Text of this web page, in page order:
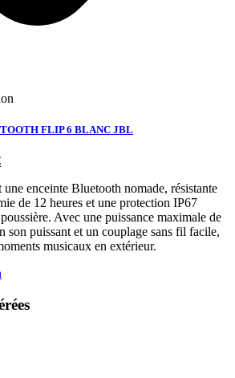
FLIP 6 BLANC JBL
enceinte Bluetooth nomade, résistante
de 12 heures et une protection IP67
Avec une puissance maximale de
son puissant et un couplage sans fil facile,
musicaux en extérieur.